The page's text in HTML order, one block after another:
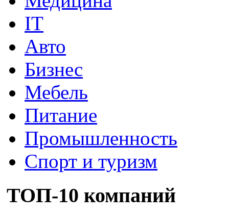
IT
Авто
Бизнес
Мебель
Питание
Промышленность
Спорт и туризм
ТОП-10 компаний